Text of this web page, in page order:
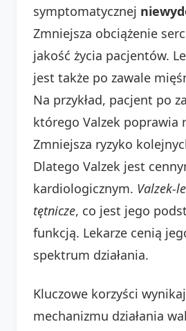
symptomatycznej
Zmniejsza obciążenie
jakość życia pacjentów.
jest także po zawale
Na przykład, pacjent po
którego Valzek poprawia
Zmniejsza ryzyko
Dlatego Valzek jest
kardiologicznym. Valzek-
tętnicze, co jest jego
funkcją. Lekarze cenią
spektrum działania.
Kluczowe korzyści
mechanizmu działania